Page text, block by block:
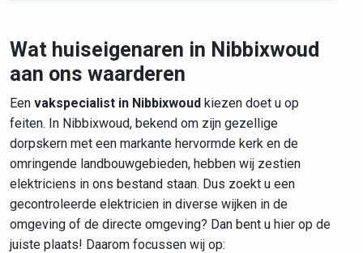
Wat huiseigenaren in Nibbixwoud
aan ons waarderen
Een vakspecialist in Nibbixwoud kiezen doet u op
feiten. In Nibbixwoud, bekend om zijn gezellige
dorpskern met een markante hervormde kerk en de
omringende landbouwgebieden, hebben wij zestien
elektriciens in ons bestand staan. Dus zoekt u een
gecontroleerde elektricien in diverse wijken in de
omgeving of de directe omgeving? Dan bent u hier op de
juiste plaats! Daarom focussen wij op: